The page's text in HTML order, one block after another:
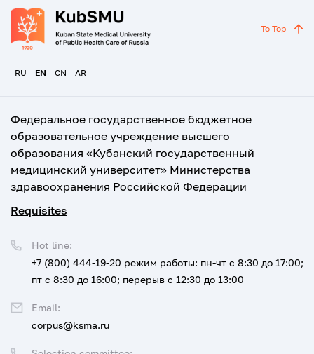
RU EN CN AR
To Top
Федеральное государственное бюджетное
образовательное учреждение высшего
образования «Кубанский государственный
медицинский университет» Министерства
здравоохранения Российской Федерации
Requisites
Hot line:
+7 (800) 444-19-20 режим работы: пн-чт с 8:30 до 17:00;
пт с 8:30 до 16:00; перерыв с 12:30 до 13:00
Email:
corpus@ksma.ru